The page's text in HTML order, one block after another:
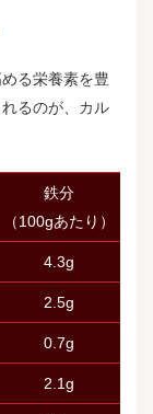
る栄養素を豊
るのが、カル
鉄分
（100gあたり）
4.3g
2.5g
0.7g
2.1g